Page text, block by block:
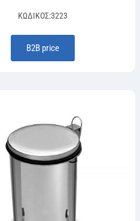
ΚΩΔΙΚΌΣ:3223
Β2Β price